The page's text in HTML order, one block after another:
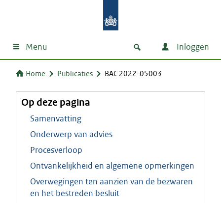
Menu Inloggen
Home Publicaties BAC 2022-05003
Op deze pagina
Samenvatting
Onderwerp van advies
Procesverloop
Ontvankelijkheid en algemene opmerkingen
Overwegingen ten aanzien van de bezwaren
en het bestreden besluit